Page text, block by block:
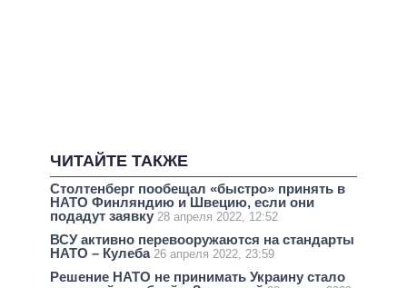
ЧИТАЙТЕ ТАКЖЕ
Столтенберг пообещал «быстро» принять в
НАТО Финляндию и Швецию, если они
подадут заявку 28 апреля 2022, 12:52
ВСУ активно перевооружаются на стандарты
НАТО – Кулеба 26 апреля 2022, 23:59
Решение НАТО не принимать Украину стало